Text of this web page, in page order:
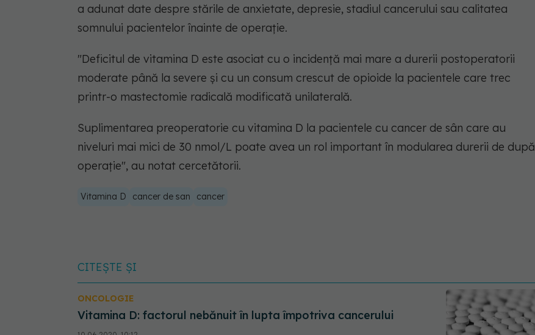
a adunat date despre stările de anxietate, depresie, stadiul cancerului sau calitatea
somnului pacientelor înainte de operație.
"Deficitul de vitamina D este asociat cu o incidență mai mare a durerii postoperatorii
moderate până la severe și cu un consum crescut de opioide la pacientele care trec
printr-o mastectomie radicală modificată unilaterală.
Suplimentarea preoperatorie cu vitamina D la pacientele cu cancer de sân care au
niveluri mai mici de 30 nmol/L poate avea un rol important în modularea durerii de după
operație", au notat cercetătorii.
Vitamina D cancer de san cancer
CITEȘTE ȘI
ONCOLOGIE
Vitamina D: factorul nebănuit în lupta împotriva cancerului